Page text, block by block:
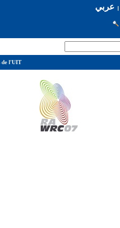
عربي|
de l'UIT